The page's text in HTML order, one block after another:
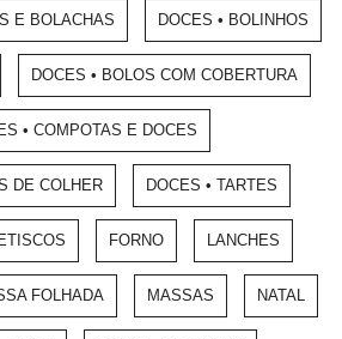
E BOLACHAS DOCES • BOLINHOS
DOCES • BOLOS COM COBERTURA
• COMPOTAS E DOCES
DE COLHER DOCES • TARTES
FORNO LANCHES
FOLHADA MASSAS NATAL